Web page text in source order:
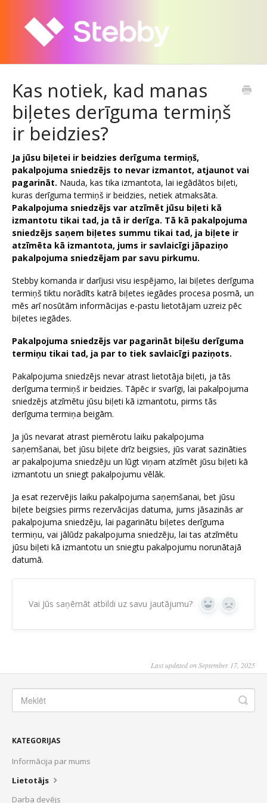
Kas notiek, kad manas
biļetes derīguma termiņš
ir beidzies?
Ja jūsu biļetei ir beidzies derīguma termiņš,
pakalpojuma sniedzējs to nevar izmantot, atjaunot vai
pagarināt. Nauda, kas tika izmantota, lai iegādātos biļeti,
kuras derīguma termiņš ir beidzies, netiek atmaksāta.
Pakalpojuma sniedzējs var atzīmēt jūsu biļeti kā
izmantotu tikai tad, ja tā ir derīga. Tā kā pakalpojuma
sniedzējs saņem biļetes summu tikai tad, ja biļete ir
atzīmēta kā izmantota, jums ir savlaicīgi jāpaziņo
pakalpojuma sniedzējam par savu pirkumu.
Stebby komanda ir darījusi visu iespējamo, lai biļetes derīguma
termiņš tiktu norādīts katrā biļetes iegādes procesa posmā, un
mēs arī nosūtām informācijas e-pastu lietotājam uzreiz pēc
biļetes iegādes.
Pakalpojuma sniedzējs var pagarināt biļešu derīguma
termiņu tikai tad, ja par to tiek savlaicīgi paziņots.
Pakalpojuma sniedzējs nevar atrast lietotāja biļeti, ja tās
derīguma termiņš ir beidzies. Tāpēc ir svarīgi, lai pakalpojuma
sniedzējs atzīmētu jūsu biļeti kā izmantotu, pirms tās
derīguma termiņa beigām.
Ja jūs nevarat atrast piemērotu laiku pakalpojuma
saņemšanai, bet jūsu biļete drīz beigsies, jūs varat sazināties
ar pakalpojuma sniedzēju un lūgt viņam atzīmēt jūsu biļeti kā
izmantotu un sniegt pakalpojumu vēlāk.
Ja esat rezervējis laiku pakalpojuma saņemšanai, bet jūsu
biļete beigsies pirms rezervācijas datuma, jums jāsazinās ar
pakalpojuma sniedzēju, lai pagarinātu biļetes derīguma
termiņu, vai jālūdz pakalpojuma sniedzēju, lai tas atzīmētu
jūsu biļeti kā izmantotu un sniegtu pakalpojumu norunātajā
datumā.
Vai Jūs saņēmāt atbildi uz savu jautājumu? Yes No
Last updated on September 17, 2025
KATEGORIJAS
Informācija par mums
Lietotājs
Darba devējs